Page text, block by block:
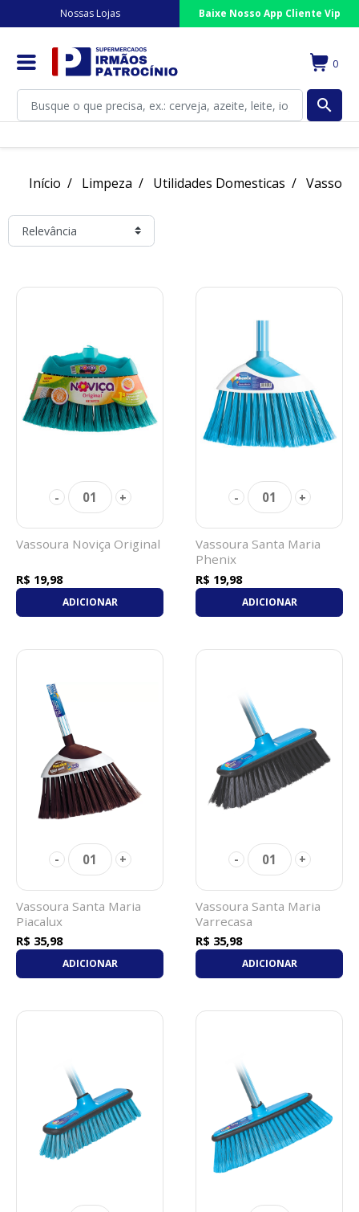
Nossas Lojas Baixe Nosso App Cliente Vip
0
search
Início Limpeza Utilidades Domesticas
- 01 +
Vassoura Noviça Original
R$ 19,98
ADICIONAR
- 01 +
Vassoura Santa Maria
Phenix
R$ 19,98
ADICIONAR
- 01 +
Vassoura Santa Maria
Piacalux
R$ 35,98
ADICIONAR
- 01 +
Vassoura Santa Maria
Varrecasa
R$ 35,98
ADICIONAR